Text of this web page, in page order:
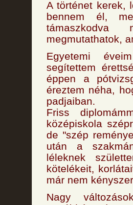
A történet kerek,
bennem él,
megmutathatok,
Egyetemi
segítettem
éppen a
éreztem néha,
padjaiban.
Friss
középiskola
de "szép
után a
léleknek
kötelékeit,
már nem
Nagy